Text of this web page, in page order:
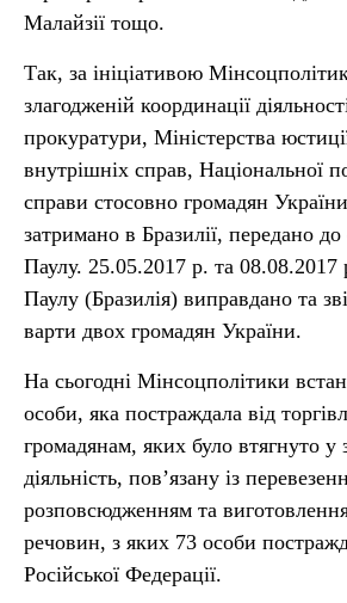
Малайзії тощо.
Так, за ініціативою
злагодженій координації
прокуратури, Міністерства
внутрішніх справ, Національної
справи стосовно громадян
затримано в Бразилії, передано
Паулу. 25.05.2017 р. та
Паулу (Бразилія) виправдано та
варти двох громадян України.
На сьогодні Мінсоцполітики
особи, яка постраждала від
громадянам, яких було втягнуто у
діяльність, пов’язану із
розповсюдженням та
речовин, з яких 73 особи
Російської Федерації.